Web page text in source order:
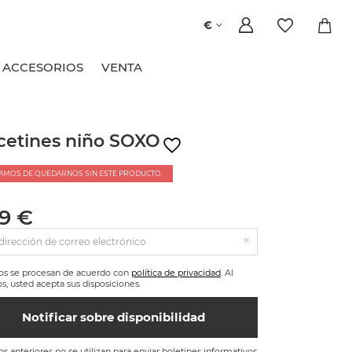
€
ACCESORIOS VENTA
niño SOXO
DE QUEDARNOS SIN ESTE PRODUCTO.
€
de correo electrónico
se procesan de acuerdo con política de privacidad. Al
usted acepta sus disposiciones.
Notificar sobre disponibilidad